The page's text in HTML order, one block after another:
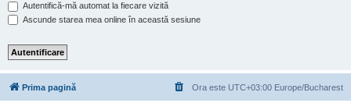
Autentifică-mă automat la fiecare vizită
Ascunde starea mea online în această sesiune
Prima pagină Ora este UTC+03:00 Europe/Bucharest